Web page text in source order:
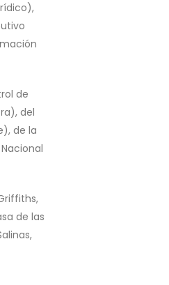
de
del
de la
de las